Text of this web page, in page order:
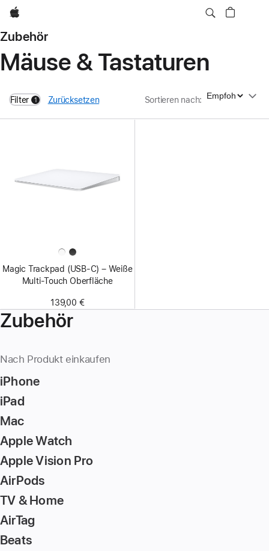
Apple
Zubehör
Mäuse & Tastaturen
Filter 1
filters active
Zurücksetzen Sortieren nach: Sortieren nach
Magic Trackpad (USB‑C) – Weiße
Multi-Touch Oberfläche
139,00 €
Zubehör
Nach Produkt einkaufen
iPhone
iPad
Mac
Apple Watch
Apple Vision Pro
AirPods
TV & Home
AirTag
Beats